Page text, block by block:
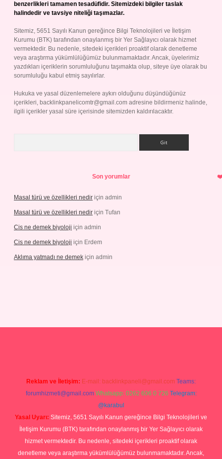
benzerlikleri tamamen tesadüfidir. Sitemizdeki bilgiler taslak
halindedir ve tavsiye niteliği taşımazlar.
Sitemiz, 5651 Sayılı Kanun gereğince Bilgi Teknolojileri ve İletişim
Kurumu (BTK) tarafından onaylanmış bir Yer Sağlayıcı olarak hizmet
vermektedir. Bu nedenle, sitedeki içerikleri proaktif olarak denetleme
veya araştırma yükümlülüğümüz bulunmamaktadır. Ancak, üyelerimiz
yazdıkları içeriklerin sorumluluğunu taşımakta olup, siteye üye olarak bu
sorumluluğu kabul etmiş sayılırlar.
Hukuka ve yasal düzenlemelere aykırı olduğunu düşündüğünüz
içerikleri, backlinkpanelicomtr@gmail.com adresine bildirmeniz halinde,
ilgili içerikler yasal süre içerisinde sitemizden kaldırılacaktır.
Son yorumlar
Masal türü ve özellikleri nedir için admin
Masal türü ve özellikleri nedir için Tufan
Cis ne demek biyoloji için admin
Cis ne demek biyoloji için Erdem
Aklıma yatmadı ne demek için admin
Reklam ve İletişim: E-mail: backlinkpaneli@gmail.com Teams:
forumhizmeti@gmail.com Whatsapp: 0262 606 0 726 Telegram:
@karabul
Yasal Uyarı: Sitemiz, 5651 Sayılı Kanun gereğince Bilgi Teknolojileri ve
İletişim Kurumu (BTK) tarafından onaylanmış bir Yer Sağlayıcı olarak
hizmet vermektedir. Bu nedenle, sitedeki içerikleri proaktif olarak
denetleme veya araştırma yükümlülüğümüz bulunmamaktadır. Ancak,